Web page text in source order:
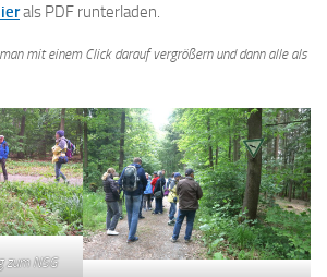
als PDF runterladen.
mit einem Click darauf vergrößern und dann alle als
zum NSG